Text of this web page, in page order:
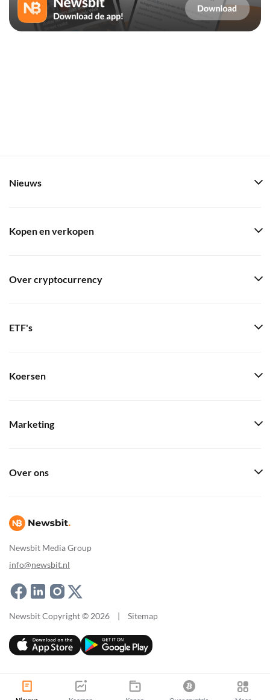
Newsbit Media Group
info@newsbit.nl
Nieuws
Kopen en verkopen
Over cryptocurrency
ETF's
Koersen
Marketing
Over ons
Newsbit Copyright © 2026 | Sitemap